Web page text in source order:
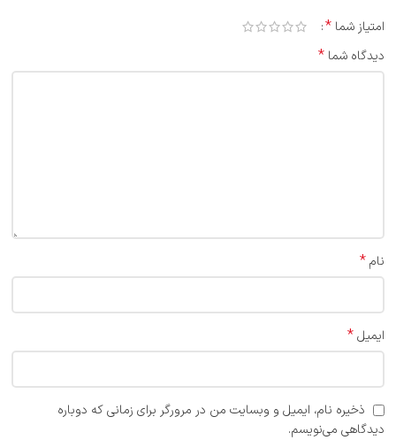
امتیاز شما *
دیدگاه شما *
نام*
ایمیل*
ذخیره نام، ایمیل و وبسایت من در مرورگر برای زمانی که دوباره
دیدگاهی می‌نویسم.